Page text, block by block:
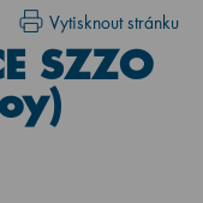
Vytisknout stránku
SZZO